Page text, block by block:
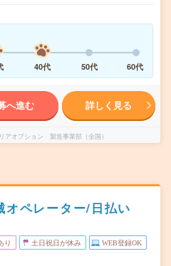
40代 50代 60代
へ進む 詳しく見る
アオプション 製造事業部（全国）
オペレーター/日払い
り 土日祝日が休み WEB登録OK